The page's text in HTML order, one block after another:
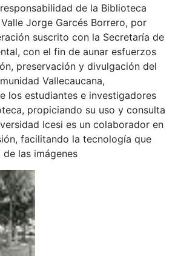
de la Biblioteca
Jorge Garcés Borrero, por
suscrito con la Secretaría de
con el fin de aunar esfuerzos
preservación y divulgación del
Vallecaucana,
los estudiantes e investigadores
propiciando su uso y consulta
Icesi es un colaborador en
facilitando la tecnología que
las imágenes